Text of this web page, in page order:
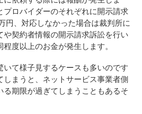
プロバイダーのそれぞれに開示請求
円、対応しなかった場合は裁判所に
や契約者情報の開示請求訴訟を行い
程度以上のお金が発生します。
て様子見するケースも多いのです
しまうと、ネットサービス事業者側
る期限が過ぎてしまうこともあるそ